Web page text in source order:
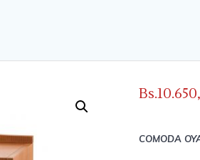
Bs.
COMODA